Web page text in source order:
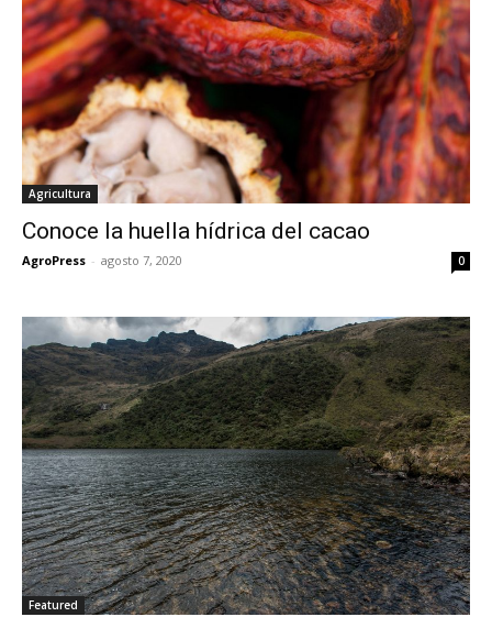
Agricultura
Conoce la huella hídrica del cacao
AgroPress - agosto 7, 2020 0
Featured